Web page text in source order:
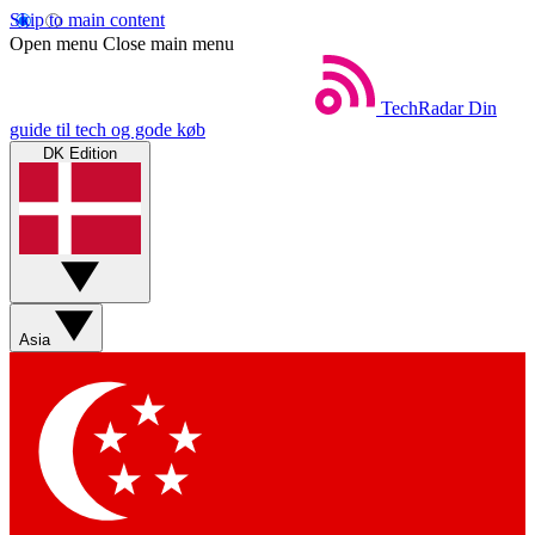
Skip to main content
Open menu Close main menu
TechRadar Din
guide til tech og gode køb
DK Edition
Asia